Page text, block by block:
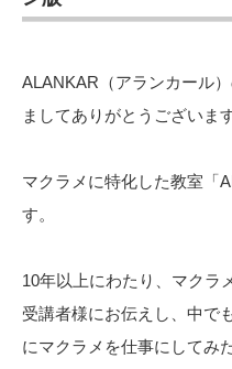
ALANKAR（アランカール
ましてありがとうございます
マクラメに特化した教室「
す。
10年以上にわたり、マクラ
受講者様にお伝えし、中で
にマクラメを仕事にしてみ